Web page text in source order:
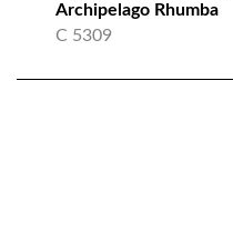
Archipelago Rhumba
C 5309